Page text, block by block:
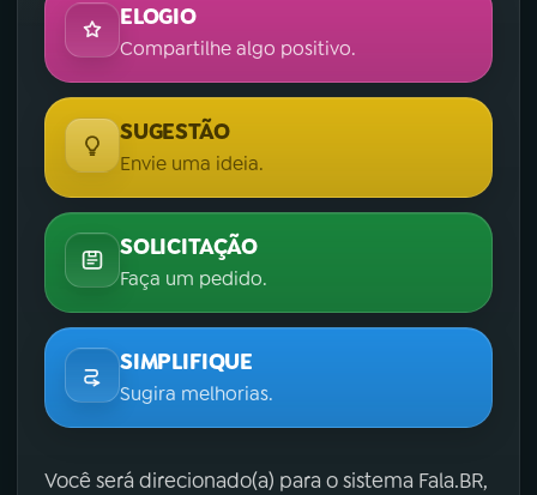
ELOGIO
Compartilhe algo positivo.
SUGESTÃO
Envie uma ideia.
SOLICITAÇÃO
Faça um pedido.
SIMPLIFIQUE
Sugira melhorias.
Você será direcionado(a) para o sistema Fala.BR,